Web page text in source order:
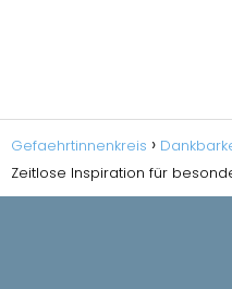
Gefaehrtinnenkreis
Zeitlose Inspiration für